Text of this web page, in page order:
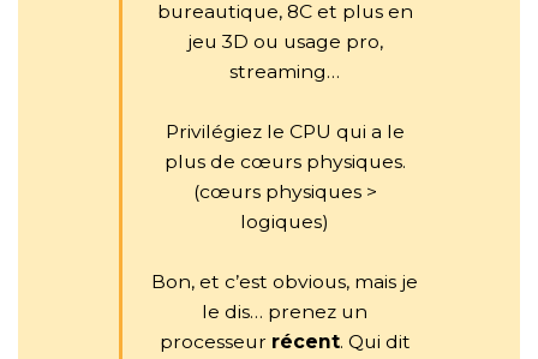
bureautique, 8C et plus en
jeu 3D ou usage pro,
streaming…
Privilégiez le CPU qui a le
plus de cœurs physiques.
(cœurs physiques >
logiques)
Bon, et c’est obvious, mais je
le dis… prenez un
processeur récent. Qui dit